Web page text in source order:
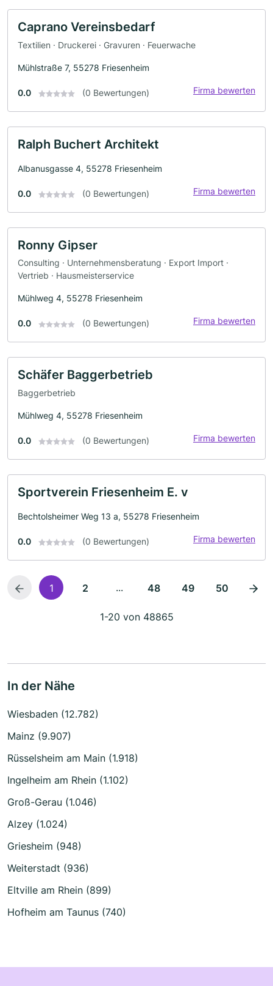
Caprano Vereinsbedarf
Textilien · Druckerei · Gravuren · Feuerwache
Mühlstraße 7, 55278 Friesenheim
0.0 (0 Bewertungen) Firma bewerten
Ralph Buchert Architekt
Albanusgasse 4, 55278 Friesenheim
0.0 (0 Bewertungen) Firma bewerten
Ronny Gipser
Consulting · Unternehmensberatung · Export Import ·
Vertrieb · Hausmeisterservice
Mühlweg 4, 55278 Friesenheim
0.0 (0 Bewertungen) Firma bewerten
Schäfer Baggerbetrieb
Baggerbetrieb
Mühlweg 4, 55278 Friesenheim
0.0 (0 Bewertungen) Firma bewerten
Sportverein Friesenheim E. v
Bechtolsheimer Weg 13 a, 55278 Friesenheim
0.0 (0 Bewertungen) Firma bewerten
1 2 ... 48 49 50
1-20 von 48865
In der Nähe
Wiesbaden (12.782)
Mainz (9.907)
Rüsselsheim am Main (1.918)
Ingelheim am Rhein (1.102)
Groß-Gerau (1.046)
Alzey (1.024)
Griesheim (948)
Weiterstadt (936)
Eltville am Rhein (899)
Hofheim am Taunus (740)